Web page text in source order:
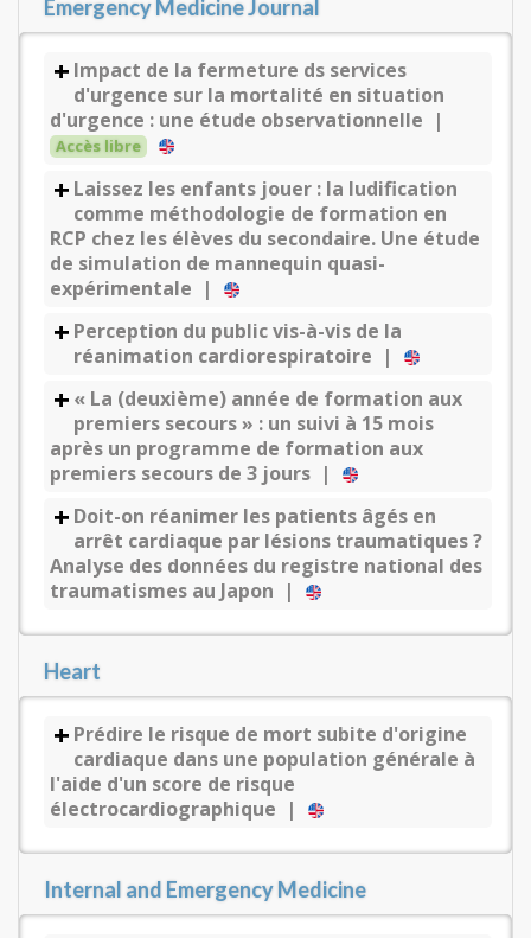
Emergency Medicine Journal
Impact de la fermeture ds services
d'urgence sur la mortalité en situation
d'urgence : une étude observationnelle |
Accès libre
Laissez les enfants jouer : la ludification
comme méthodologie de formation en
RCP chez les élèves du secondaire. Une étude
de simulation de mannequin quasi-
expérimentale |
Perception du public vis-à-vis de la
réanimation cardiorespiratoire |
« La (deuxième) année de formation aux
premiers secours » : un suivi à 15 mois
après un programme de formation aux
premiers secours de 3 jours |
Doit-on réanimer les patients âgés en
arrêt cardiaque par lésions traumatiques ?
Analyse des données du registre national des
traumatismes au Japon |
Heart
Prédire le risque de mort subite d'origine
cardiaque dans une population générale à
l'aide d'un score de risque
électrocardiographique |
Internal and Emergency Medicine